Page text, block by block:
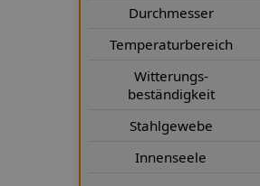
Durchmesser
Temperaturbereich
Witterungs-
beständigkeit
Stahlgewebe
Innenseele